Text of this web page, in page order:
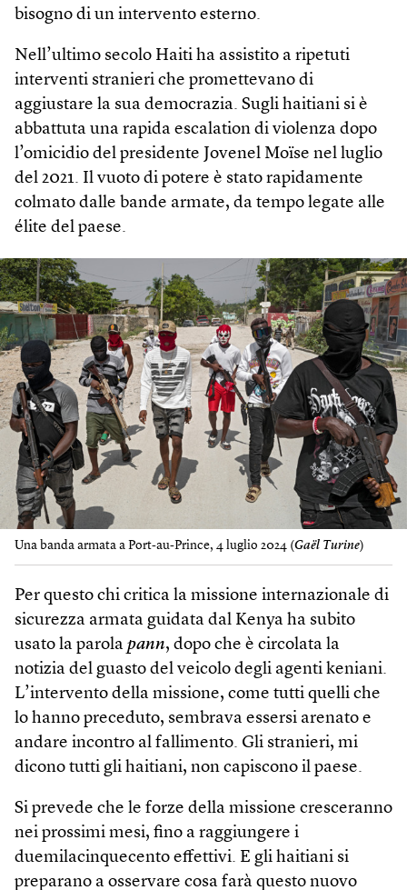
bisogno di un intervento esterno.
Nell’ultimo secolo Haiti ha assistito a ripetuti
interventi stranieri che promettevano di
aggiustare la sua democrazia. Sugli haitiani si è
abbattuta una rapida escalation di violenza dopo
l’omicidio del presidente Jovenel Moïse nel luglio
del 2021. Il vuoto di potere è stato rapidamente
colmato dalle bande armate, da tempo legate alle
élite del paese.
Una banda armata a Port-au-Prince, 4 luglio 2024 (Gaël Turine)
Per questo chi critica la missione internazionale di
sicurezza armata guidata dal Kenya ha subito
usato la parola pann, dopo che è circolata la
notizia del guasto del veicolo degli agenti keniani.
L’intervento della missione, come tutti quelli che
lo hanno preceduto, sembrava essersi arenato e
andare incontro al fallimento. Gli stranieri, mi
dicono tutti gli haitiani, non capiscono il paese.
Si prevede che le forze della missione cresceranno
nei prossimi mesi, fino a raggiungere i
duemilacinquecento effettivi. E gli haitiani si
preparano a osservare cosa farà questo nuovo